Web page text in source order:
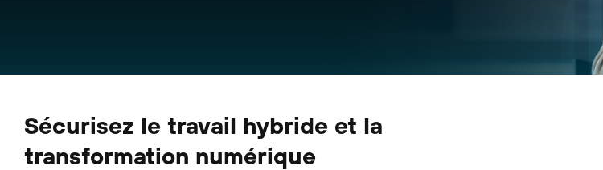
Sécurisez le travail hybride et la
transformation numérique